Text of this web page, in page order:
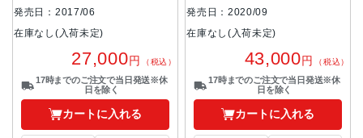
発売日：2017/06
在庫なし(入荷未定)
27,000円 （税込）
17時までのご注文で当日発送※休
日を除く
カートに入れる
発売日：2020/09
在庫なし(入荷未定)
43,000円 （税込）
17時までのご注文で当日発送※休
日を除く
カートに入れる